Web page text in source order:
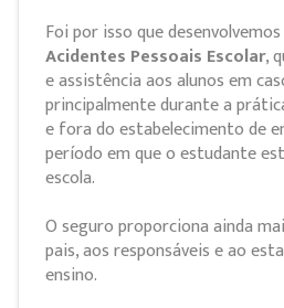
Foi por isso que
Acidentes Pessoais Escolar,
e assistência aos alunos em
principalmente durante a
e fora do estabelecimento de
período em que o estudante
escola.
O seguro proporciona ainda
pais, aos responsáveis e ao
ensino.